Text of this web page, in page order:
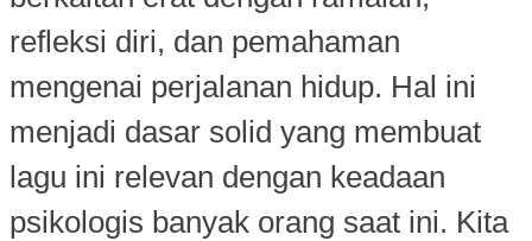
refleksi diri, dan pemahaman
mengenai perjalanan hidup. Hal ini
menjadi dasar solid yang membuat
lagu ini relevan dengan keadaan
psikologis banyak orang saat ini. Kita